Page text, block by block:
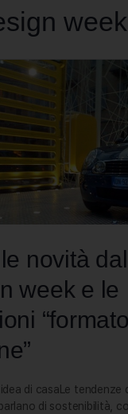
week
novità
week e le
“formato
di casaLe tendenze
di sostenibilità,